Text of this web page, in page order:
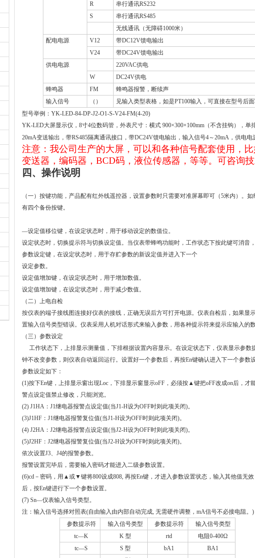
R
串行通讯RS232
S
串行通讯RS485
无线通讯（无障碍1000米）
配电电源
V12 带DC12V馈电输出
V24
带DC24V馈电输出
供电电源
220VAC供电
W
DC24V供电
蜂鸣器
FM
蜂鸣器报警，断续声
输入信号
（） 见输入类型表格，如是PT100输入，可直接在型号后
型号举例：YK-LED-84-DP-J2-O1-S-V24-FM(4-20)
YK-LED大屏显示仪， 8寸4位数码管， 外表尺寸 ：横式 900×300×100mm （不含挂钩），单
20mA变送输出，带RS485隔离通讯接口， 带DC24V馈电输出， 输入信号4～20mA， 供电电
注意：我公司生产的大屏，可以和各种信号配套使用，
变送器，编码器， BCD码，液位传感器，等等。可咨询
四、操作说明
（一） 按键功能，产品配有红外线遥控器，设置参数时只需要对准屏幕即可（5米内）。
有四个备份按键。
—设定值移位键，在设定状态时，用于移动设定的数值位。
设定状态时，切换提示符与切换设定值。 当仪表带蜂鸣功能时，工作状态下按此键可消音
参数设定键，在设定状态时，用于存贮参数的新设定值并进入下一个
设定参数。
设定值增加键，在设定状态时，用于增加数值。
设定值增加键，在设定状态时，用于减少数值。
（二） 上电自检
按仪表的端子接线图连接好仪表的接线，正确无误后方可打开电源。 仪表自检后，如果显
置输入信号类型错误。仪表采用人机对话形式来输入参数，用各种提示符来提示应输入的数
（三）参数设定
工作状态下，上排显示测量值，下排根据设置内容显示。在设定状态下，仪表显示参数
钟不改变参数，则仪表自动返回运行。设置好一个参数后，再按En键确认进入下一个参数
参数设定如下：
(1)按下En键，上排显示窗出现Loc ，下排显示窗显示oFF ，必须按▲键把oFF改成on后，才
警点设定值禁止修改，只能浏览。
(2) J1HA ： J1继电器报警点设定值(当J1-H设为OFF时则此项关闭)。
(3)J1HF ： J1继电器报警复位值(当J1-H设为OFF时则此项关闭)。
(4) J2HA ： J2继电器报警点设定值(当J2-H设为OFF时则此项关闭)。
(5)J2HF：J2继电器报警复位值(当J2-H设为OFF时则此项关闭)。
依次设置J3、 J4的报警参数。
报警设置完毕后，需要输入密码才能进入二级参数设置。
(6)cd －密码，用▲或▼键将800设成808, 再按En键，才进入参数设置状态，输入其他值无
后，按En键进行下一个参数设置。
(7) Sn—仪表输入信号类型。
注：输入信号选择对照表(自由输入由内部自动完成, 无需硬件调整，mA信号不必接电阻。)
参数提示符
输入信号类型 参数提示符
输入信号类型
tc―K K 型 rtd 电阻0-400Ω
tc―S S 型 bA1
BA1